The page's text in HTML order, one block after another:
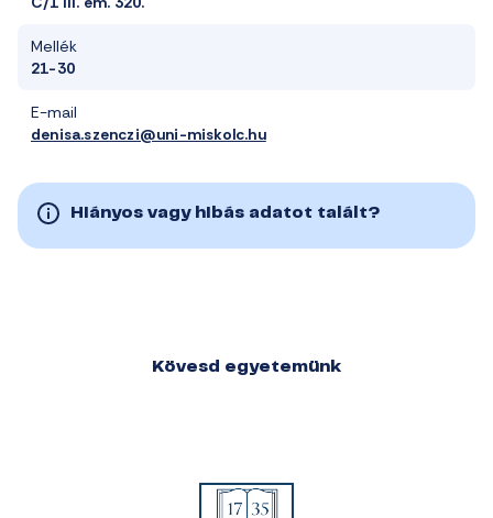
Mellék
21-30
E-mail
denisa.szenczi@uni-miskolc.hu
Hiányos vagy hibás adatot talált?
Kövesd egyetemünk